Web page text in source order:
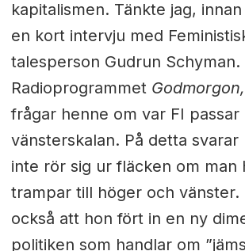
kapitalismen. Tänkte jag,
en kort intervju med
talesperson Gudrun Schyman.
Radioprogrammet
frågar henne om var FI passar
vänsterskalan. På detta svarar
inte rör sig ur fläcken om man
trampar till höger och vänster.
också att hon fört in en ny
politiken som handlar om